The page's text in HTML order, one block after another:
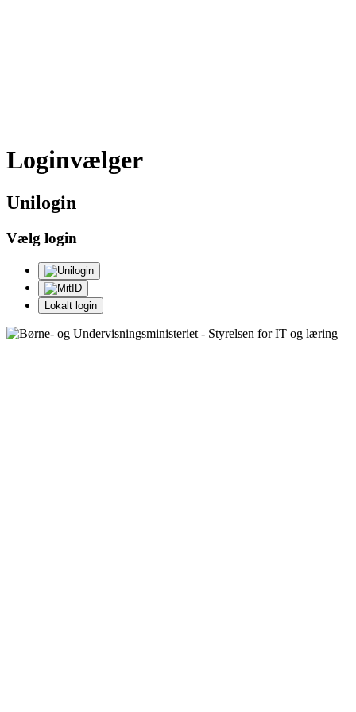
Loginvælger
Unilogin
Vælg login
Lokalt login